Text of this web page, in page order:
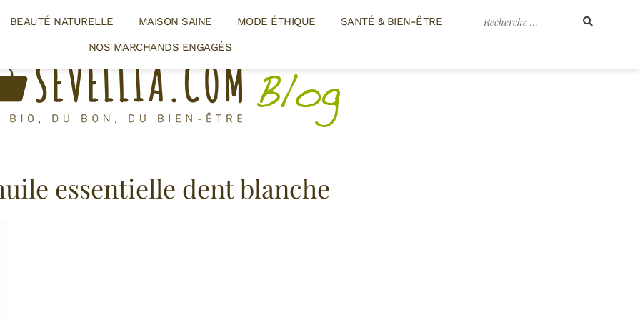
Recherche
BEAUTÉ NATURELLE MAISON SAINE MODE ÉTHIQUE
SANTÉ & BIEN-ÊTRE
NOS MARCHANDS ENGAGÉS
essentielle dent blanche